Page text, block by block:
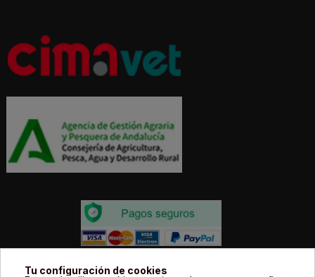
Todos los precios estás expresados en Euros e
Tu configuración de cookies